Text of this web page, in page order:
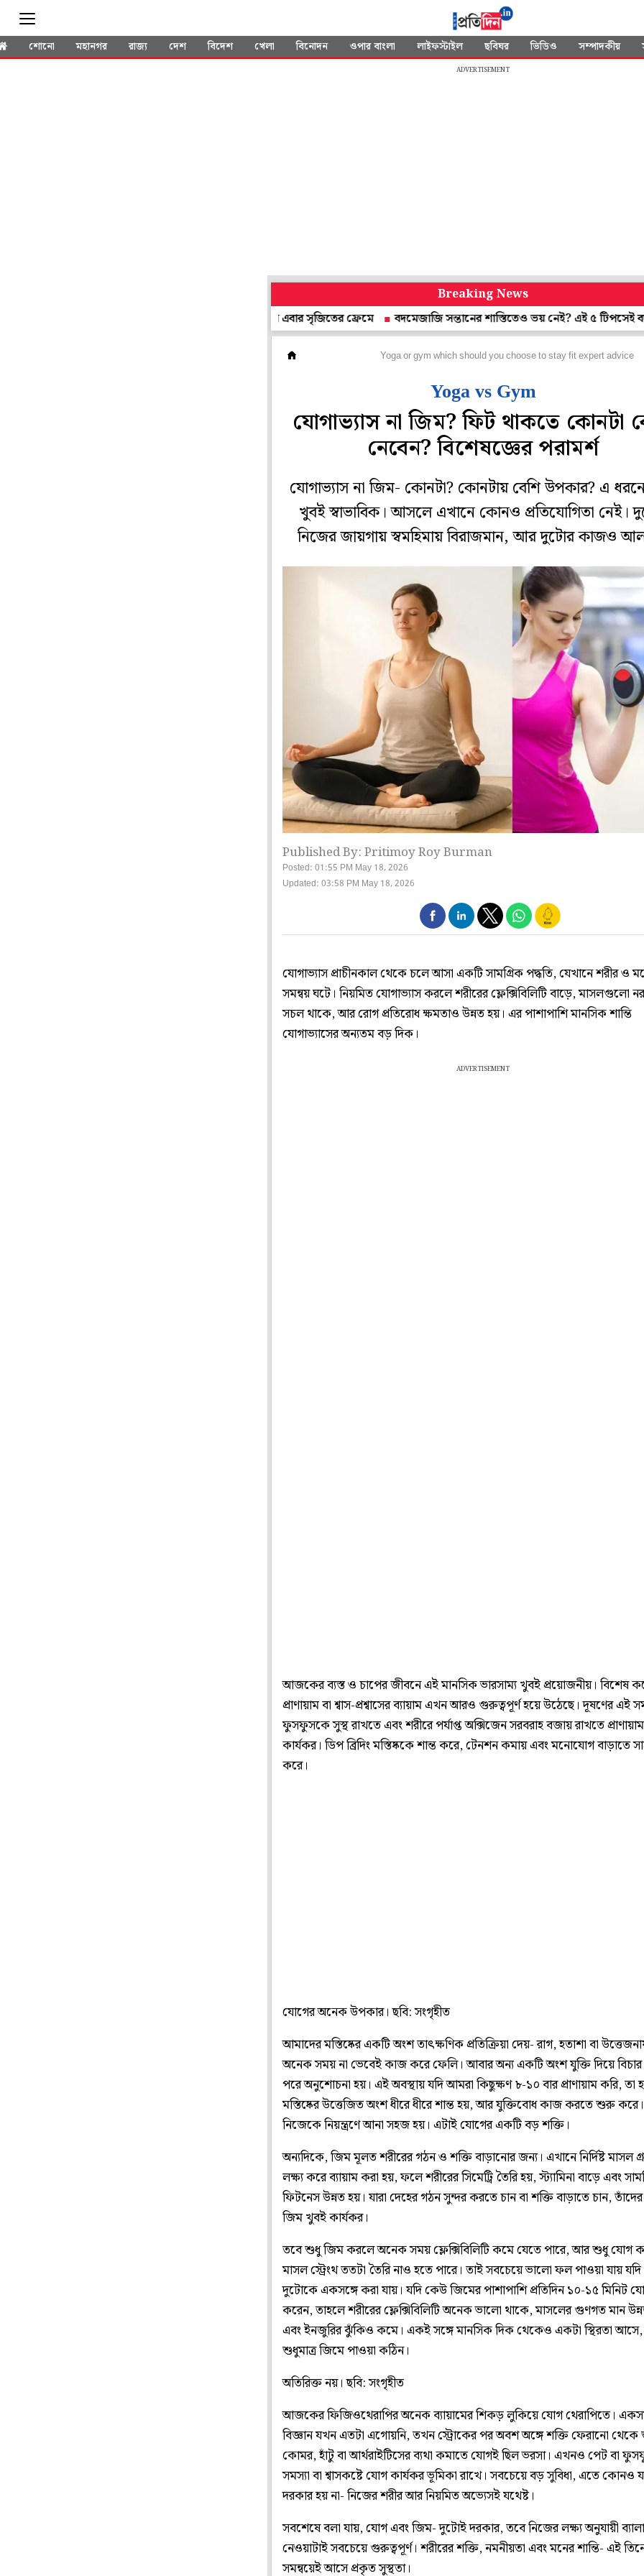
শোনো মহানগর রাজ্য দেশ বিদেশ খেলা বিনোদন ওপার বাংলা লাইফস্টাইল ছবিঘর ভিডিও সম্পাদকীয়
ADVERTISEMENT
Breaking News
সেলাম', 'গুপী গাইন বাঘা বাইন' তৈরির ইতিহাস এবার সৃজিতের ফ্রেমে
বদমেজাজি সন্তানের শাস্তিতেও ভয় নেই? এই ৫ টিপসেই বদলাবে
Yoga or gym which should you choose to stay fit expert advice
Yoga vs Gym
যোগাভ্যাস না জিম? ফিট থাকতে কোনটা
নেবেন? বিশেষজ্ঞের পরামর্শ
যোগাভ্যাস না জিম- কোনটা?‌ কোনটায় বেশি উপকার? এ
খুবই স্বাভাবিক। আসলে এখানে কোনও প্রতিযোগিতা নেই।
নিজের জায়গায় স্বমহিমায় বিরাজমান, আর দুটোর কাজও
Published By: Pritimoy Roy Burman
Posted: 01:55 PM May 18, 2026
Updated: 03:58 PM May 18, 2026
যোগাভ্যাস প্রাচীনকাল থেকে চলে আসা একটি সামগ্রিক পদ্ধতি, যেখানে শরীর ও
সমন্বয় ঘটে। নিয়মিত যোগাভ্যাস করলে শরীরের ফ্লেক্সিবিলিটি বাড়ে, মাসলগুলো
সচল থাকে, আর রোগ প্রতিরোধ ক্ষমতাও উন্নত হয়। এর পাশাপাশি মানসিক শান্তি
যোগাভ্যাসের অন্যতম বড় দিক।
ADVERTISEMENT
আজকের ব্যস্ত ও চাপের জীবনে এই মানসিক ভারসাম্য খুবই প্রয়োজনীয়। বিশেষ
প্রাণায়াম বা শ্বাস-প্রশ্বাসের ব্যায়াম এখন আরও গুরুত্বপূর্ণ হয়ে উঠেছে। দূষণের এই
ফুসফুসকে সুস্থ রাখতে এবং শরীরে পর্যাপ্ত অক্সিজেন সরবরাহ বজায় রাখতে
কার্যকর। ডিপ ব্রিদিং মস্তিষ্ককে শান্ত করে, টেনশন কমায় এবং মনোযোগ বাড়াতে
করে।
যোগের অনেক উপকার। ছবি: সংগৃহীত
আমাদের মস্তিষ্কের একটি অংশ তাৎক্ষণিক প্রতিক্রিয়া দেয়- রাগ, হতাশা বা
অনেক সময় না ভেবেই কাজ করে ফেলি। আবার অন্য একটি অংশ যুক্তি দিয়ে
পরে অনুশোচনা হয়। এই অবস্থায় যদি আমরা কিছুক্ষণ ৮-১০ বার প্রাণায়াম করি, তা
মস্তিষ্কের উত্তেজিত অংশ ধীরে ধীরে শান্ত হয়, আর যুক্তিবোধ কাজ করতে শুরু করে।
নিজেকে নিয়ন্ত্রণে আনা সহজ হয়। এটাই যোগের একটি বড় শক্তি।
অন্যদিকে, জিম মূলত শরীরের গঠন ও শক্তি বাড়ানোর জন্য। এখানে নির্দিষ্ট মাসল
লক্ষ্য করে ব্যায়াম করা হয়, ফলে শরীরের সিমেট্রি তৈরি হয়, স্ট্যামিনা বাড়ে এবং
ফিটনেস উন্নত হয়। যারা দেহের গঠন সুন্দর করতে চান বা শক্তি বাড়াতে চান,
জিম খুবই কার্যকর।
তবে শুধু জিম করলে অনেক সময় ফ্লেক্সিবিলিটি কমে যেতে পারে, আর শুধু যোগ
মাসল স্ট্রেংথ ততটা তৈরি নাও হতে পারে। তাই সবচেয়ে ভালো ফল পাওয়া যায়
দুটোকে একসঙ্গে করা যায়। যদি কেউ জিমের পাশাপাশি প্রতিদিন ১০-১৫ মিনিট
করেন, তাহলে শরীরের ফ্লেক্সিবিলিটি অনেক ভালো থাকে, মাসলের গুণগত মান
এবং ইনজুরির ঝুঁকিও কমে। একই সঙ্গে মানসিক দিক থেকেও একটা স্থিরতা আসে,
শুধুমাত্র জিমে পাওয়া কঠিন।
অতিরিক্ত নয়। ছবি: সংগৃহীত
আজকের ফিজিওথেরাপির অনেক ব্যায়ামের শিকড় লুকিয়ে যোগ থেরাপিতে।
বিজ্ঞান যখন এতটা এগোয়নি, তখন স্ট্রোকের পর অবশ অঙ্গে শক্তি ফেরানো
কোমর, হাঁটু বা আর্থরাইটিসের ব্যথা কমাতে যোগই ছিল ভরসা। এখনও পেট বা
সমস্যা বা শ্বাসকষ্টে যোগ কার্যকর ভূমিকা রাখে। সবচেয়ে বড় সুবিধা, এতে কোনও
দরকার হয় না- নিজের শরীর আর নিয়মিত অভ্যেসই যথেষ্ট।‌
সবশেষে বলা যায়, যোগ এবং জিম- দুটোই দরকার, তবে নিজের লক্ষ্য অনুযায়ী
নেওয়াটাই সবচেয়ে গুরুত্বপূর্ণ। শরীরের শক্তি, নমনীয়তা এবং মনের শান্তি- এই
সমন্বয়েই আসে প্রকৃত সুস্থতা।